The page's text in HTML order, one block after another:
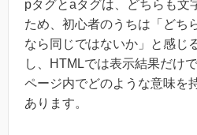
pタグとaタグは、どちらも文
ため、初心者のうちは「どち
なら同じではないか」と感じ
し、HTMLでは表示結果だけ
ページ内でどのような意味を
あります。